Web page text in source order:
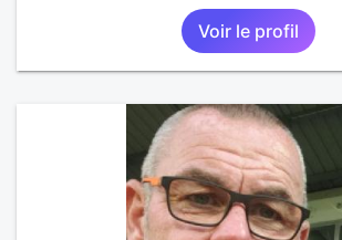
Voir le profil